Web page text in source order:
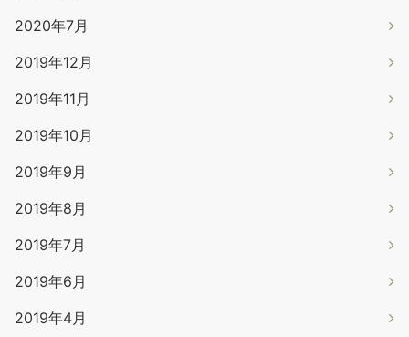
2020年7月
2019年12月
2019年11月
2019年10月
2019年9月
2019年8月
2019年7月
2019年6月
2019年4月